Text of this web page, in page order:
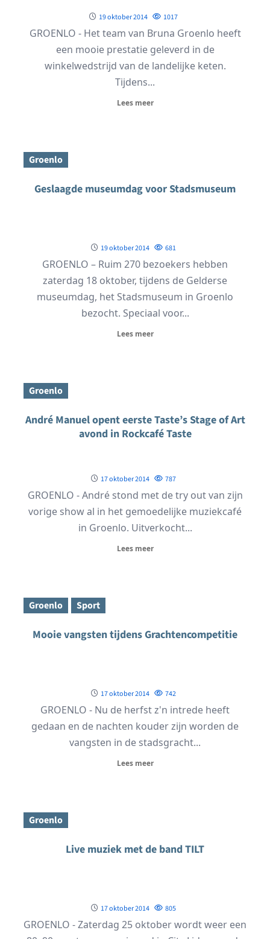
19 oktober 2014 1017
GROENLO - Het team van Bruna Groenlo heeft
een mooie prestatie geleverd in de
winkelwedstrijd van de landelijke keten.
Tijdens...
Lees meer
Groenlo
Geslaagde museumdag voor Stadsmuseum
19 oktober 2014 681
GROENLO – Ruim 270 bezoekers hebben
zaterdag 18 oktober, tijdens de Gelderse
museumdag, het Stadsmuseum in Groenlo
bezocht. Speciaal voor...
Lees meer
Groenlo
André Manuel opent eerste Taste’s Stage of Art
avond in Rockcafé Taste
17 oktober 2014 787
GROENLO - André stond met de try out van zijn
vorige show al in het gemoedelijke muziekcafé
in Groenlo. Uitverkocht...
Lees meer
Groenlo Sport
Mooie vangsten tijdens Grachtencompetitie
17 oktober 2014 742
GROENLO - Nu de herfst z'n intrede heeft
gedaan en de nachten kouder zijn worden de
vangsten in de stadsgracht...
Lees meer
Groenlo
Live muziek met de band TILT
17 oktober 2014 805
GROENLO - Zaterdag 25 oktober wordt weer een